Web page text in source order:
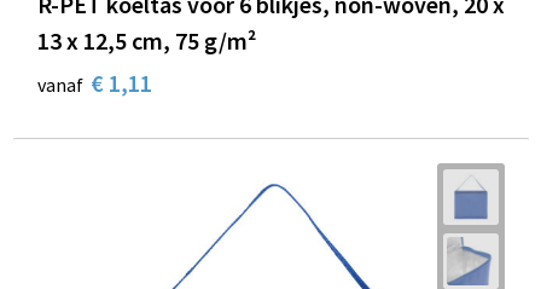
13 x 12,5 cm, 75 g/m²
vanaf € 1,11